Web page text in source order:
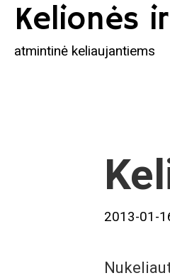
Skip
content
Kelionės
atmintinė keliaujantiems
2013-01-